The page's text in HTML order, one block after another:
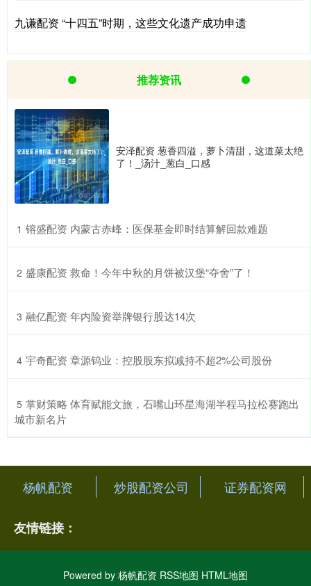
九谦配资 “十四五”时期，这些文化遗产成功申遗
推荐资讯
安泽配资 葱香四溢，萝卜清甜，这道菜太绝
了！_汤汁_葱白_口感
1 ​镕盛配资 内蒙古赤峰：医保基金即时结算解回款难题
2 ​盛康配资 救命！今年中秋的月饼被汉堡“夺舍”了！
3 ​融亿配资 年内险资举牌银行股达14次
4 ​宇奇配资 章源钨业：控股股东拟减持不超2%公司股份
5 ​掌财策略 体育赋能文旅，石嘴山环星海湖半程马拉松赛跑出
城市新名片
杨帆配资 炒股配资公司 证券配资网
友情链接：
Powered by 杨帆配资 RSS地图 HTML地图